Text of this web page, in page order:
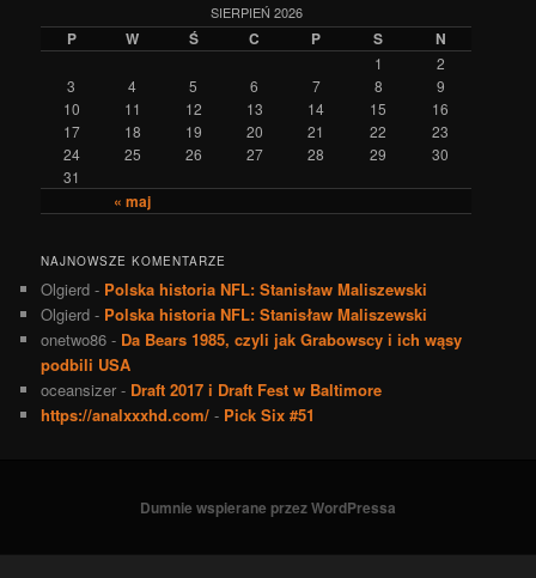
SIERPIEŃ 2026
P W Ś C P S N
« maj
1
2
3
4 5 6 7 8
9
10
11 12 13 14 15
16
17
18 19 20 21 22
23
24
25 26 27 28 29
30
31
NAJNOWSZE KOMENTARZE
Olgierd - Polska historia NFL: Stanisław Maliszewski
Olgierd - Polska historia NFL: Stanisław Maliszewski
onetwo86 - Da Bears 1985, czyli jak Grabowscy i ich wąsy
podbili USA
oceansizer - Draft 2017 i Draft Fest w Baltimore
https://analxxxhd.com/ - Pick Six #51
Dumnie wspierane przez WordPressa